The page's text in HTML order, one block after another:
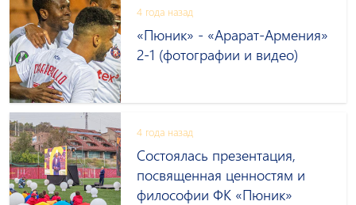
4 года назад
«Пюник» - «Арарат-Армения»
2-1 (фотографии и видео)
4 года назад
Состоялась презентация,
посвященная ценностям и
философии ФК «Пюник»